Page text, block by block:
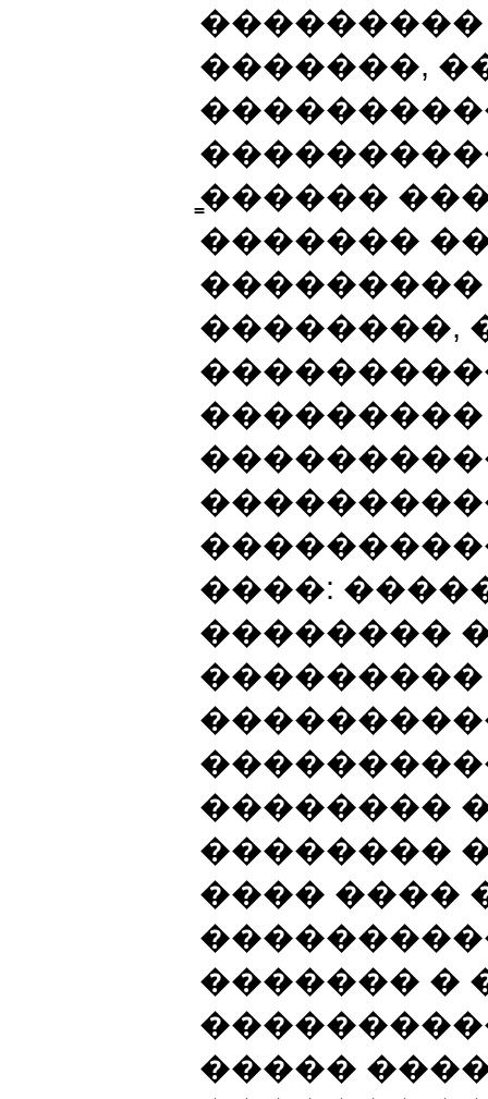
�������,
̳������
�������
���������
��������,
���������
����:
��������
��������
��������
���� ����
������� �
�����